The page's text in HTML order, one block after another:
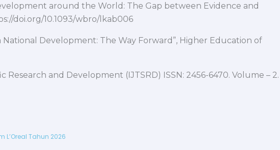
around the World: The Gap between Evidence and
doi.org/10.1093/wbro/lkab006
Development: The Way Forward”, Higher Education of
and Development (IJTSRD) ISSN: 2456-6470. Volume – 2.
L’Oreal Tahun 2026